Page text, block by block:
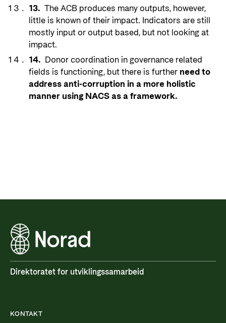
13. The ACB produces many outputs, however,
little is known of their impact. Indicators are still
mostly input or output based, but not looking at
impact.
14. Donor coordination in governance related
fields is functioning, but there is further need to
address anti-corruption in a more holistic
manner using NACS as a framework.
Direktoratet for utviklingssamarbeid
KONTAKT